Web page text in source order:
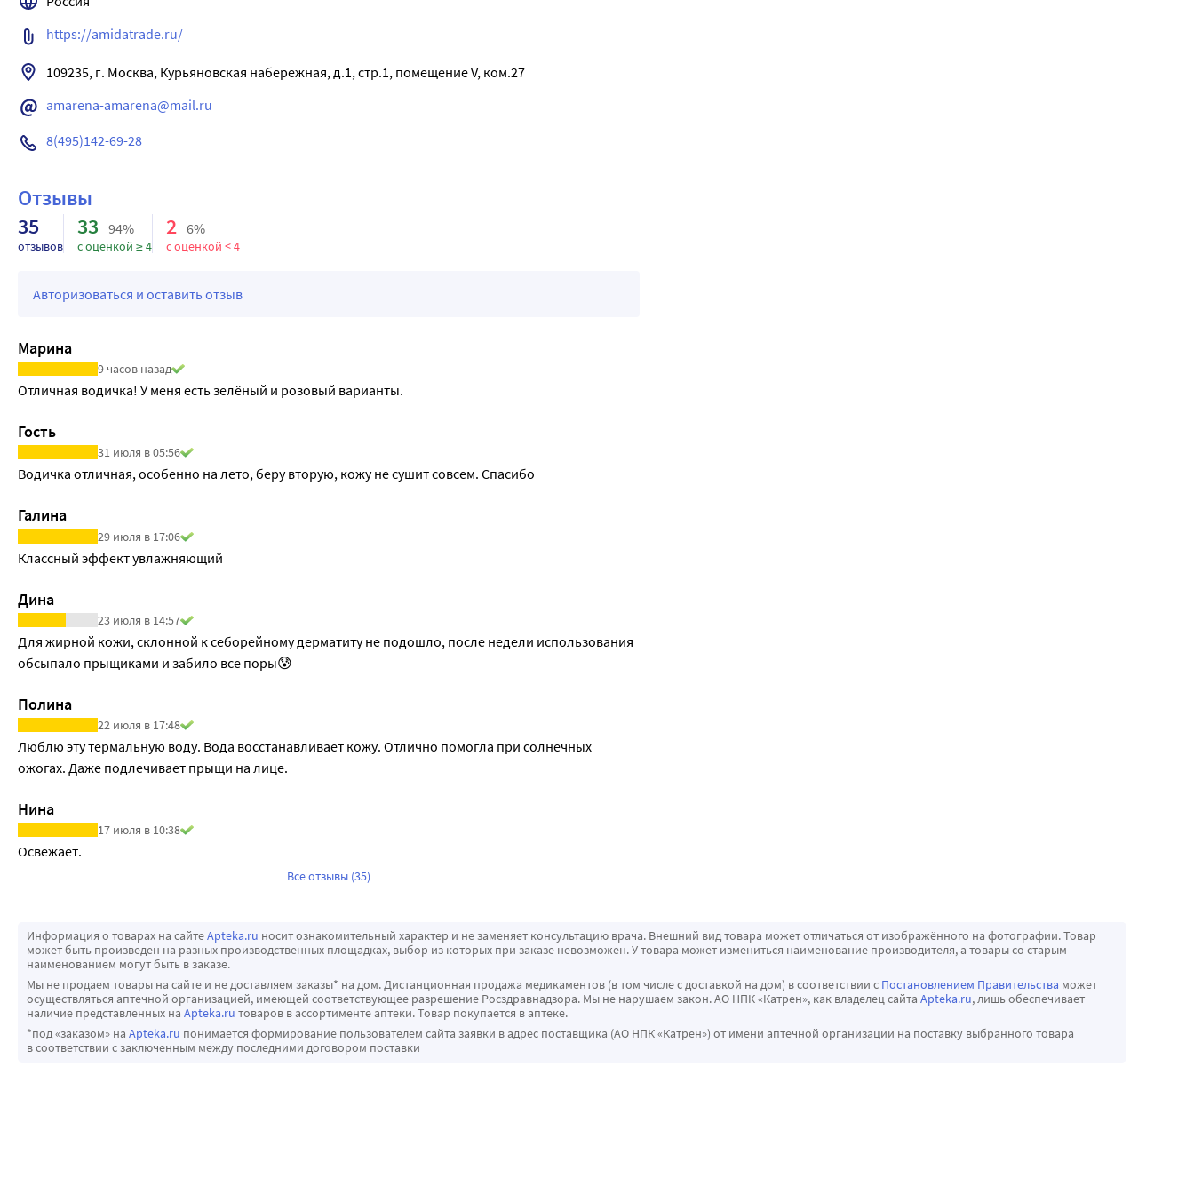
Эффект длительного увлажнения, продолжительное ощущение свежести, профилактика шелушения кожи-устранение сухости и
стянутости кожи,сглаживание мелких морщин, предупреждение старения кожи устранение тусклости и следов усталости.
https://amidatrade.ru/
109235, г. Москва, Курьяновская набережная, д.1, стр.1, помещение V, ком.27
amarena-amarena@mail.ru
8(495)142-69-28
Отзывы
35
отзывов
33 94%
с оценкой ≥ 4
2 6%
с оценкой < 4
Авторизоваться и оставить отзыв
Марина
9 часов назад
Отличная водичка! У меня есть зелёный и розовый варианты.
Гость
31 июля в 05:56
Водичка отличная, особенно на лето, беру вторую, кожу не сушит совсем. Спасибо
Галина
29 июля в 17:06
Классный эффект увлажняющий
Дина
23 июля в 14:57
Для жирной кожи, склонной к себорейному дерматиту не подошло, после недели использования
обсыпало прыщиками и забило все поры😰
Полина
22 июля в 17:48
Люблю эту термальную воду. Вода восстанавливает кожу. Отлично помогла при солнечных
ожогах. Даже подлечивает прыщи на лице.
Нина
17 июля в 10:38
Освежает.
Все отзывы (35)
Информация о товарах на сайтеApteka.ru носит ознакомительный характер и не заменяет консультацию врача. Внешний вид товара может отличаться от изображённого на фотографии. Товар
может быть произведен на разных производственных площадках, выбор из которых при заказе невозможен. У товара может измениться наименование производителя, а товары со старым
наименованием могут быть в заказе.
Мы не продаем товары на сайте и не доставляем заказы* на дом. Дистанционная продажа медикаментов (в том числе с доставкой на дом) в соответствии с Постановлением Правительства может
осуществляться аптечной организацией, имеющей соответствующее разрешение Росздравнадзора. Мы не нарушаем закон. АО НПК «Катрен», как владелец сайта Apteka.ru, лишь обеспечивает
наличие представленных на Apteka.ru товаров в ассортименте аптеки. Товар покупается в аптеке.
*под «заказом» на Apteka.ru понимается формирование пользователем сайта заявки в адрес поставщика (АО НПК «Катрен») от имени аптечной организации на поставку выбранного товара
в соответствии с заключенным между последними договором поставки